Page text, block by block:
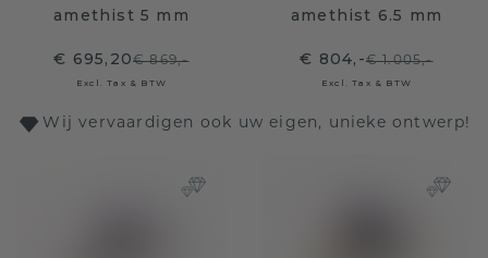
amethist 5 mm
€ 695,20€ 869,-
Excl. Tax & BTW
amethist 6.5 mm
€ 804,-€ 1.005,-
Excl. Tax & BTW
Wij vervaardigen ook uw eigen, unieke ontwerp!